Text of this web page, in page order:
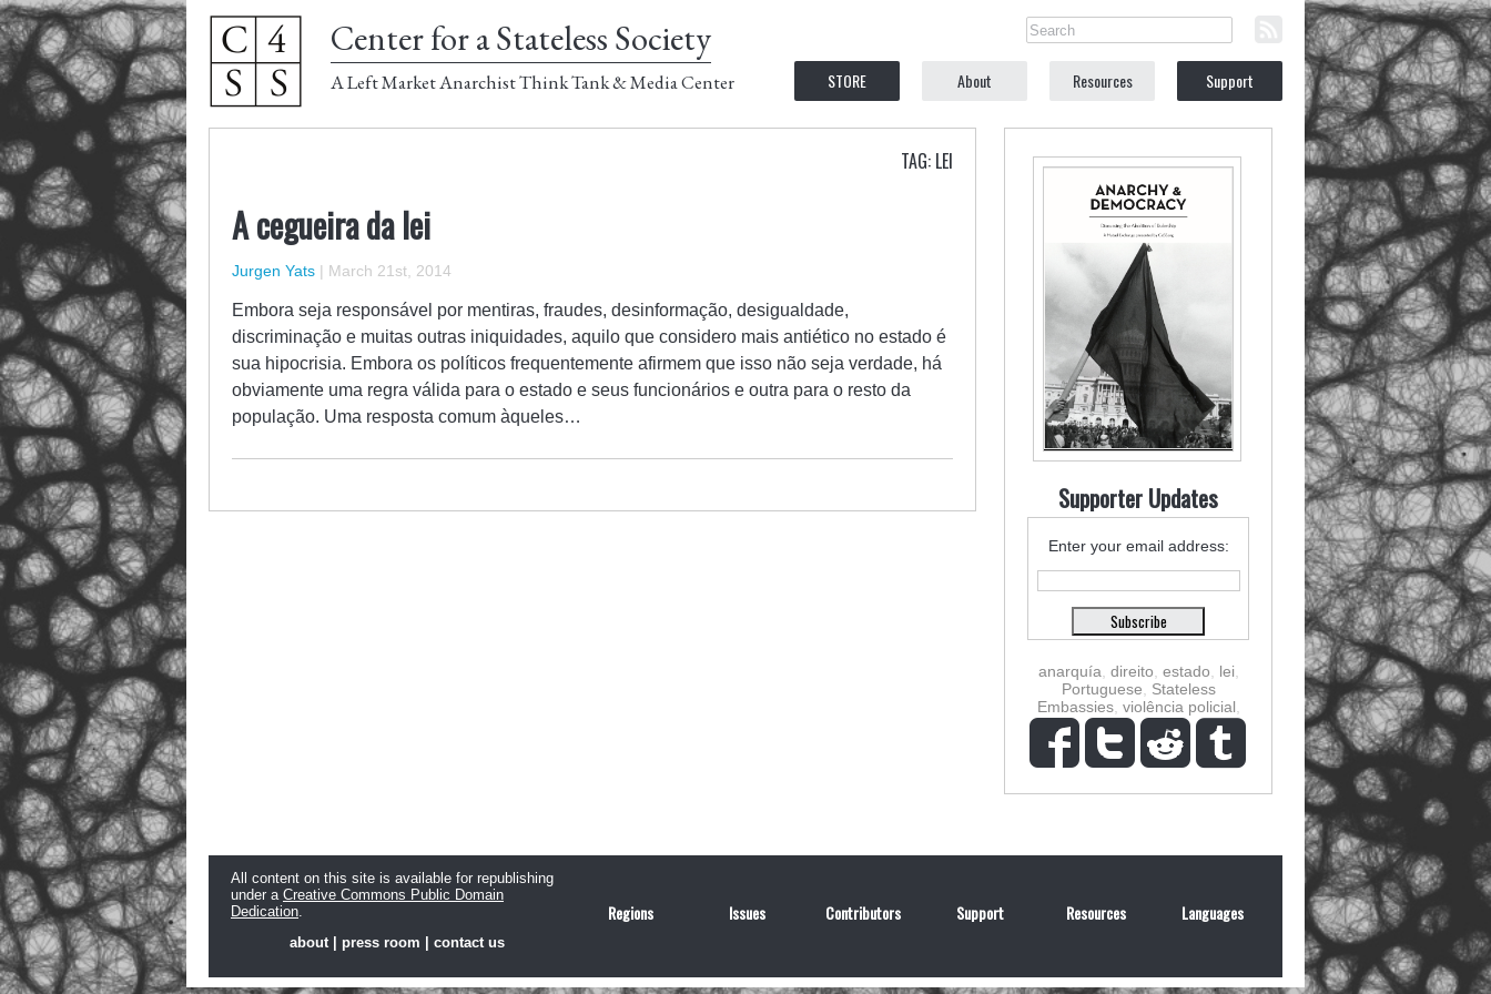
Center for a Stateless Society
A Left Market Anarchist Think Tank & Media Center STORE About Resources Support
TAG: LEI
A cegueira da lei
Jurgen Yats | March 21st, 2014
Embora seja responsável por mentiras, fraudes, desinformação, desigualdade,
discriminação e muitas outras iniquidades, aquilo que considero mais antiético no estado é
sua hipocrisia. Embora os políticos frequentemente afirmem que isso não seja verdade, há
obviamente uma regra válida para o estado e seus funcionários e outra para o resto da
população. Uma resposta comum àqueles…
Supporter Updates
Enter your email address:
anarquía direito estado lei
Portuguese
Stateless
Embassies, violência policial
All content on this site is available for republishing
under a Creative Commons Public Domain
Dedication.
about| press room contact us
Regions Issues Contributors Support Resources Languages